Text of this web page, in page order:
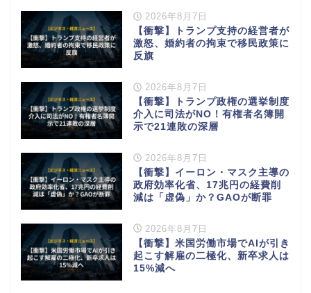
2026年8月7日
【衝撃】トランプ支持の経営者が
激怒、婚約者の拘束で移民政策に
反旗
2026年8月7日
【衝撃】トランプ政権の選挙制度
介入に司法がNO！有権者名簿開
示で21連敗の深層
2026年8月7日
【衝撃】イーロン・マスク主導の
政府効率化省、17兆円の経費削
減は「虚偽」か？GAOが断罪
2026年8月7日
【衝撃】米国労働市場でAIが引き
起こす解雇の二極化、新卒求人は
15%減へ